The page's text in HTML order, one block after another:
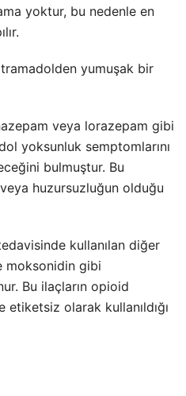
yoktur, bu nedenle en
tramadolden yumuşak bir
veya lorazepam gibi
yoksunluk semptomlarını
bulmuştur. Bu
huzursuzluğun olduğu
kullanılan diğer
moksonidin gibi
Bu ilaçların opioid
olarak kullanıldığı